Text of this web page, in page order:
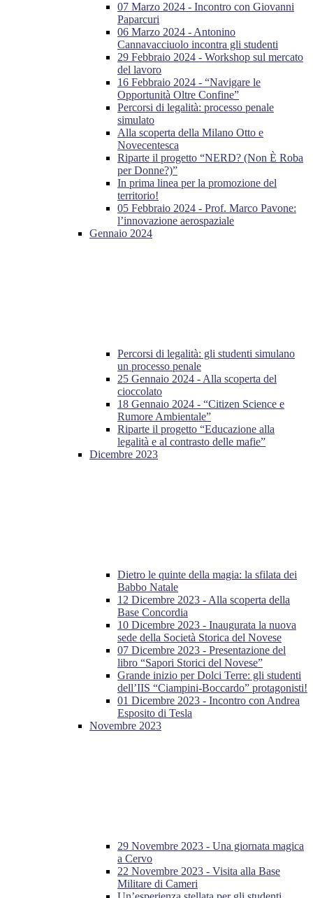
07 Marzo 2024 - Incontro con Giovanni
Paparcuri
06 Marzo 2024 - Antonino
Cannavacciuolo incontra gli studenti
29 Febbraio 2024 - Workshop sul mercato
del lavoro
16 Febbraio 2024 - “Navigare le
Opportunità Oltre Confine”
Percorsi di legalità: processo penale
simulato
Alla scoperta della Milano Otto e
Novecentesca
Riparte il progetto “NERD? (Non È Roba
per Donne?)”
In prima linea per la promozione del
territorio!
05 Febbraio 2024 - Prof. Marco Pavone:
l’innovazione aerospaziale
Gennaio 2024
Percorsi di legalità: gli studenti simulano
un processo penale
25 Gennaio 2024 - Alla scoperta del
cioccolato
18 Gennaio 2024 - “Citizen Science e
Rumore Ambientale”
Riparte il progetto “Educazione alla
legalità e al contrasto delle mafie”
Dicembre 2023
Dietro le quinte della magia: la sfilata dei
Babbo Natale
12 Dicembre 2023 - Alla scoperta della
Base Concordia
10 Dicembre 2023 - Inaugurata la nuova
sede della Società Storica del Novese
07 Dicembre 2023 - Presentazione del
libro “Sapori Storici del Novese”
Grande inizio per Dolci Terre: gli studenti
dell’IIS “Ciampini-Boccardo” protagonisti!
01 Dicembre 2023 - Incontro con Andrea
Esposito di Tesla
Novembre 2023
29 Novembre 2023 - Una giornata magica
a Cervo
22 Novembre 2023 - Visita alla Base
Militare di Cameri